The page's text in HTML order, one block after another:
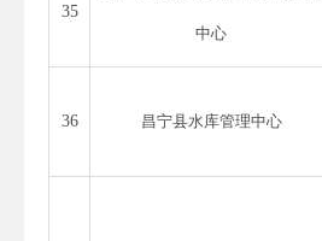
35
中心
36 昌宁县水库管理中心